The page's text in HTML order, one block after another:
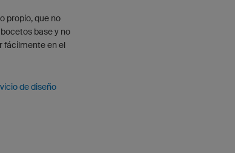
propio, que no
base y no
fácilmente en el
de diseño